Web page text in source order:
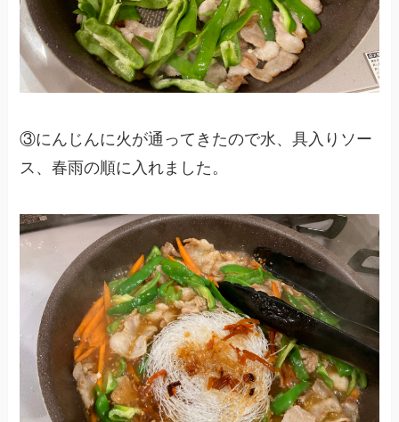
③にんじんに火が通ってきたので水、具入りソー
ス、春雨の順に入れました。